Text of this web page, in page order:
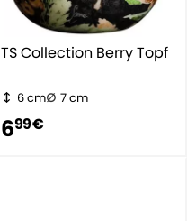
TS Collection Berry Topf
6 cm 7 cm
699 €